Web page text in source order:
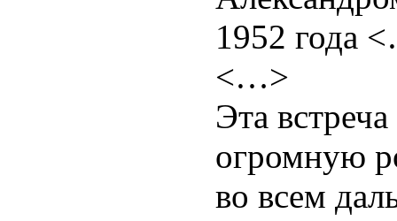
1952 года
<…>
Эта
огромную
во всем